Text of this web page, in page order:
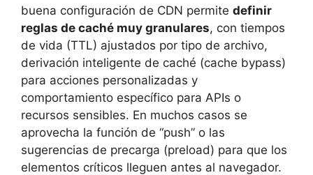
buena configuración de CDN permite definir
reglas de caché muy granulares, con tiempos
de vida (TTL) ajustados por tipo de archivo,
derivación inteligente de caché (cache bypass)
para acciones personalizadas y
comportamiento específico para APIs o
recursos sensibles. En muchos casos se
aprovecha la función de “push” o las
sugerencias de precarga (preload) para que los
elementos críticos lleguen antes al navegador.